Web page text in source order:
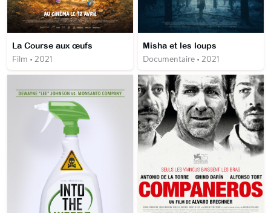
La Course aux œufs
Film • 2021
Misha et les loups
Documentaire • 2021